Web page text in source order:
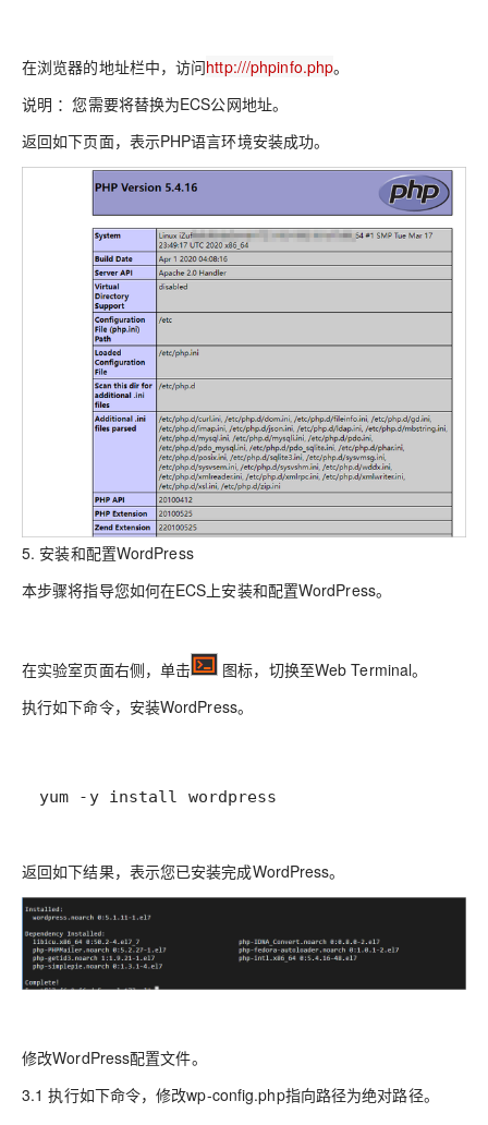
在浏览器的地址栏中，访问http:///phpinfo.php。
说明 ：您需要将替换为ECS公网地址。
返回如下页面，表示PHP语言环境安装成功。
5. 安装和配置WordPress
本步骤将指导您如何在ECS上安装和配置WordPress。
在实验室页面右侧，单击
图标，切换至Web Terminal。
执行如下命令，安装WordPress。
yum -y install wordpress
返回如下结果，表示您已安装完成WordPress。
修改WordPress配置文件。
3.1 执行如下命令，修改wp-config.php指向路径为绝对路径。